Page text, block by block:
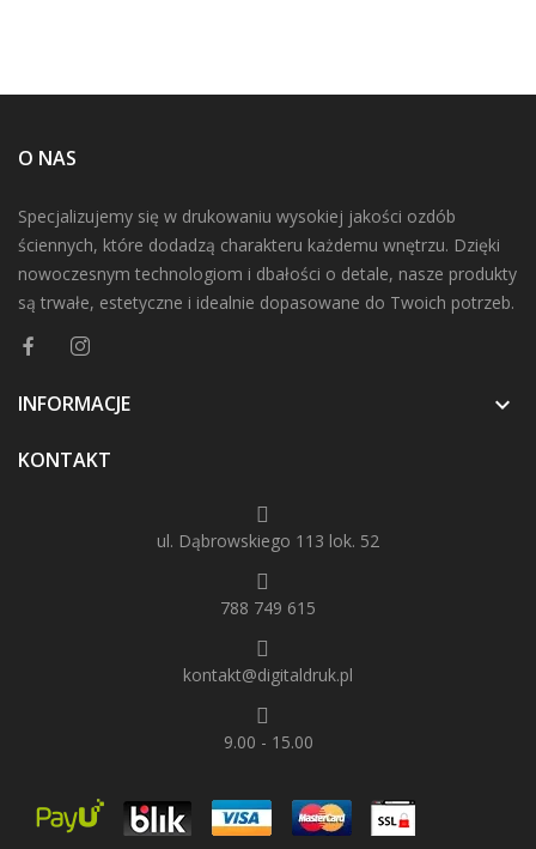
O NAS
Specjalizujemy się w drukowaniu wysokiej jakości ozdób
ściennych, które dodadzą charakteru każdemu wnętrzu. Dzięki
nowoczesnym technologiom i dbałości o detale, nasze produkty
są trwałe, estetyczne i idealnie dopasowane do Twoich potrzeb.
INFORMACJE 
KONTAKT
ul. Dąbrowskiego 113 lok. 52
788 749 615
kontakt@digitaldruk.pl
9.00 - 15.00